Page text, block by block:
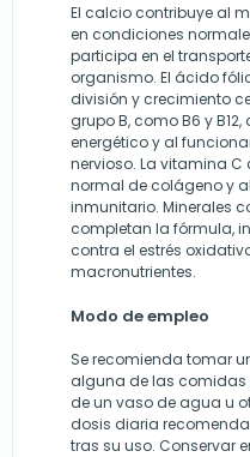
El calcio contribuye al
en condiciones
participa en el
organismo. El ácido
división y crecimiento
grupo B, como B6 y
energético y al
nervioso. La vitamina
normal de colágeno y
inmunitario. Minerales
completan la fórmula,
contra el estrés
macronutrientes.
Modo de empleo
Se recomienda tomar
alguna de las
de un vaso de agua u
dosis diaria
tras su uso. Conservar